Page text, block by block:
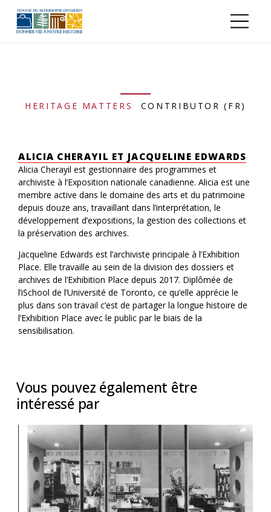
HERITAGE MATTERS CONTRIBUTOR (FR)
ALICIA CHERAYIL ET JACQUELINE EDWARDS
Alicia Cherayil est gestionnaire des programmes et
archiviste à l’Exposition nationale canadienne. Alicia est une
membre active dans le domaine des arts et du patrimoine
depuis douze ans, travaillant dans l’interprétation, le
développement d’expositions, la gestion des collections et
la préservation des archives.
Jacqueline Edwards est l’archiviste principale à l’Exhibition
Place. Elle travaille au sein de la division des dossiers et
archives de l’Exhibition Place depuis 2017. Diplômée de
l’iSchool de l’Université de Toronto, ce qu’elle apprécie le
plus dans son travail c’est de partager la longue histoire de
l’Exhibition Place avec le public par le biais de la
sensibilisation.
Vous pouvez également être
intéressé par